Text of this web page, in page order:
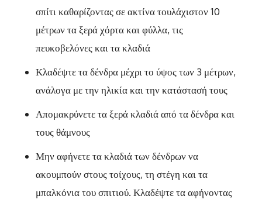
σπίτι καθαρίζοντας σε ακτίνα τουλάχιστον 10
μέτρων τα ξερά χόρτα και φύλλα, τις
πευκοβελόνες και τα κλαδιά
Κλαδέψτε τα δένδρα μέχρι το ύψος των 3 μέτρων,
ανάλογα με την ηλικία και την κατάστασή τους
Απομακρύνετε τα ξερά κλαδιά από τα δένδρα και
τους θάμνους
Μην αφήνετε τα κλαδιά των δένδρων να
ακουμπούν στους τοίχους, τη στέγη και τα
μπαλκόνια του σπιτιού. Κλαδέψτε τα αφήνοντας